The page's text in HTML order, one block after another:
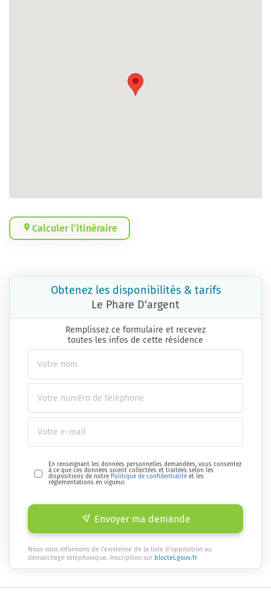
Calculer l’itinéraire
Obtenez les disponibilités & tarifs
Le Phare D'argent
Remplissez ce formulaire et recevez
toutes les infos de cette résidence
En renseignant les données personnelles demandées, vous consentez
à ce que ces données soient collectées et traitées selon les
dispositions de notre Politique de confidentialité et les
réglementations en vigueur.
Envoyer ma demande
Nous vous informons de l'existence de la liste d'opposition au
démarchage téléphonique. Inscription sur bloctel.gouv.fr